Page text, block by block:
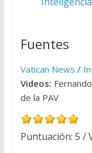
Fuentes
Vatican News /
Videos:
de la PAV
Puntuación: 5 /